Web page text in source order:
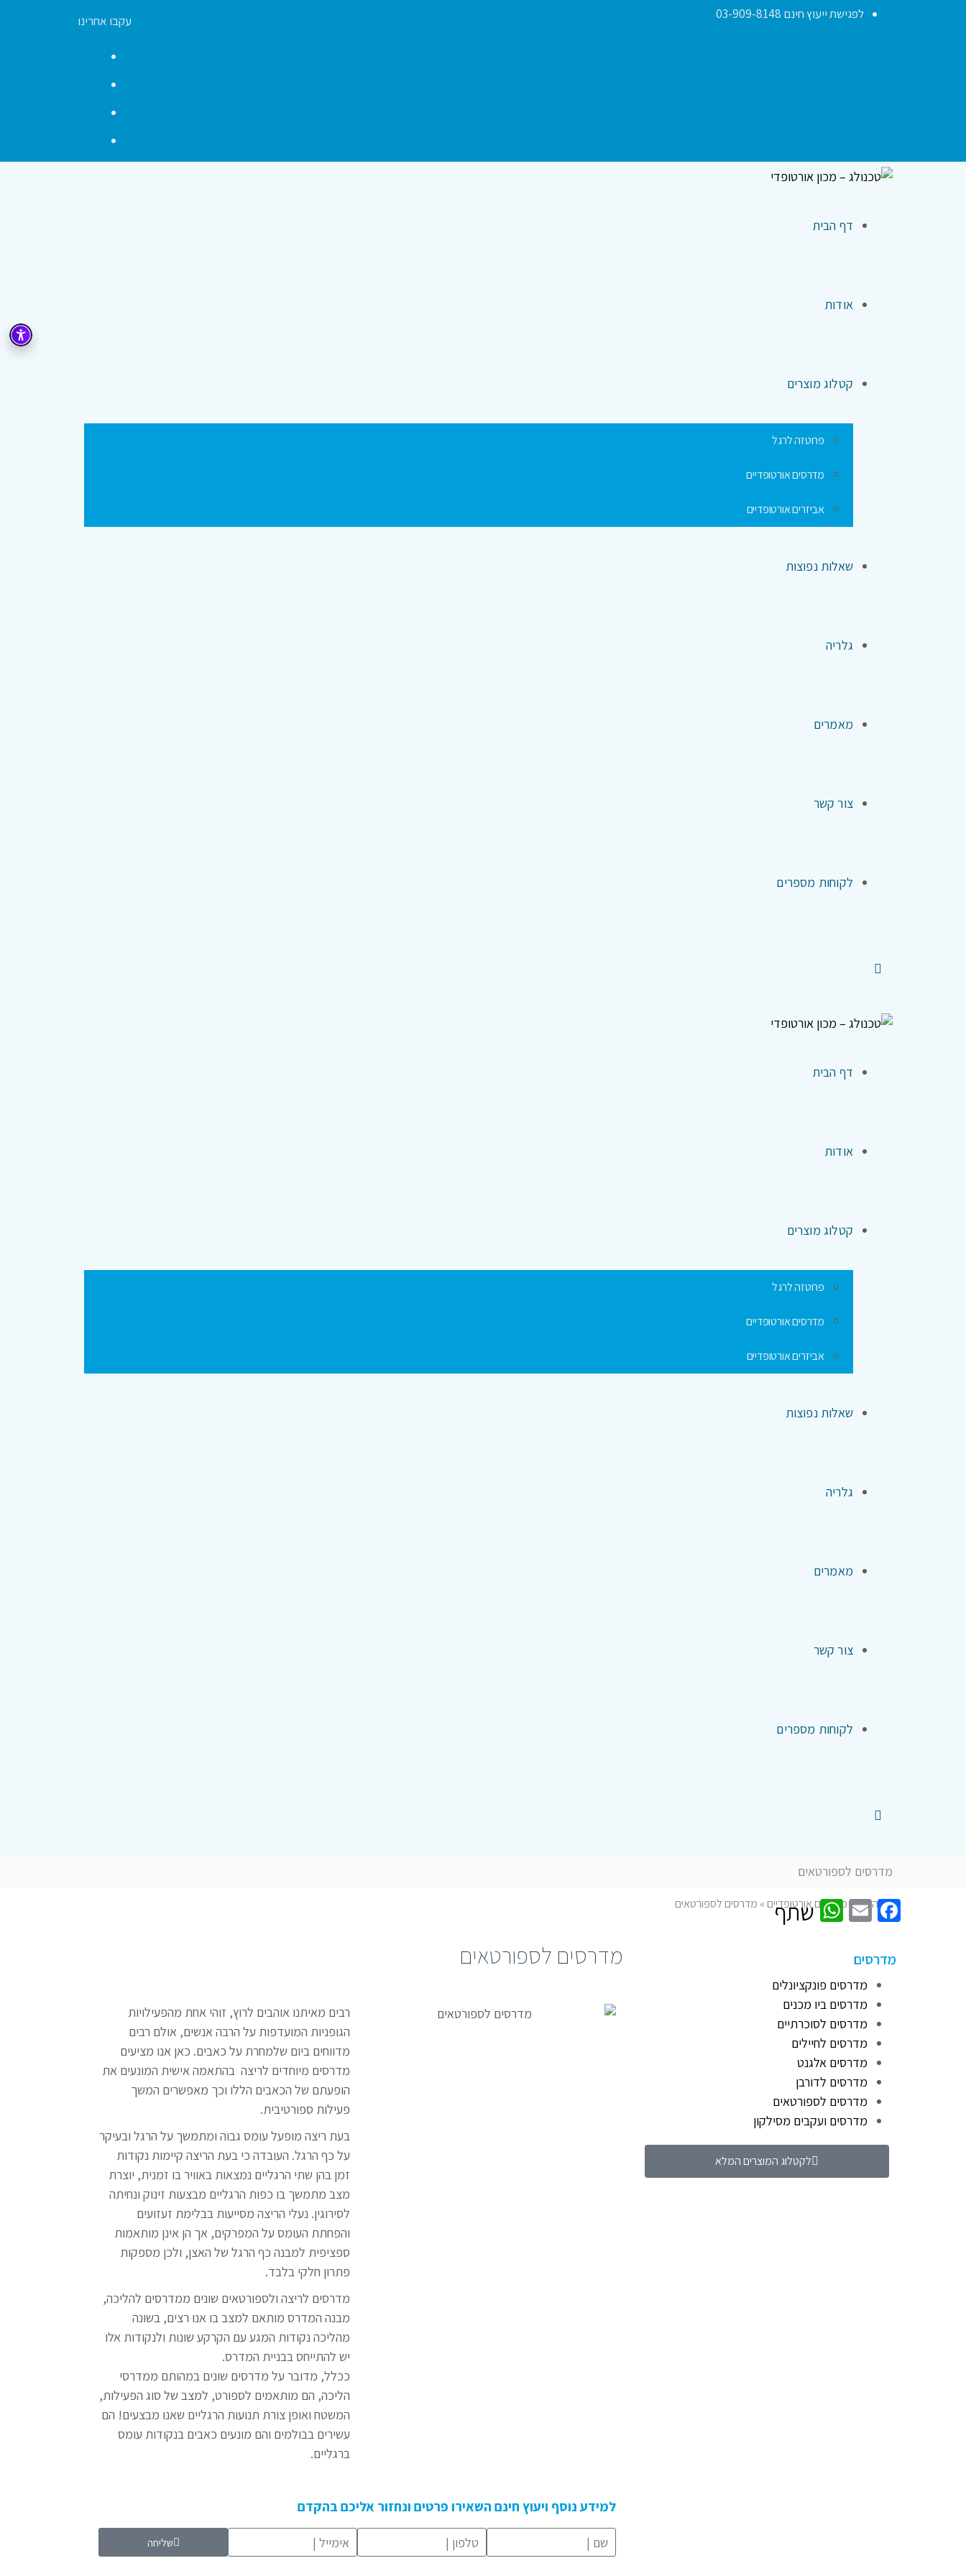
עקבו אחרינו לפגישת ייעוץ חינם 03-909-8148
דף הבית
אודות
קטלוג מוצרים
פרוטזה לרגל
מדרסים אורטופדיים
אביזרים אורטופדיים
שאלות נפוצות
גלריה
מאמרים
צור קשר
לקוחות מספרים
דף הבית
אודות
קטלוג מוצרים
פרוטזה לרגל
מדרסים אורטופדיים
אביזרים אורטופדיים
שאלות נפוצות
גלריה
מאמרים
צור קשר
לקוחות מספרים
מדרסים לספורטאים
דף הבית»מדרסים אורטופדיים» מדרסים לספורטאים Facebook
Email
WhatsApp
שתף
מדרסים
מדרסים פונקציונלים
מדרסים ביו מכנים
מדרסים לסוכרתיים
מדרסים לחיילים
מדרסים אלגנט
מדרסים לדורבן
מדרסים לספורטאים
מדרסים ועקבים מסילקון
לקטלוג המוצרים המלא
מדרסים לספורטאים
רבים מאיתנו אוהבים לרוץ, זוהי אחת מהפעילויות
הגופניות המועדפות על הרבה אנשים, אולם רבים
מדווחים ביום שלמחרת על כאבים. כאן אנו מציעים
מדרסים מיוחדים לריצה בהתאמה אישית המונעים את
הופעתם של הכאבים הללו וכך מאפשרים המשך
פעילות ספורטיבית.
בעת ריצה מופעל עומס גבוה ומתמשך על הרגל ובעיקר
על כף הרגל. העובדה כי בעת הריצה קיימות נקודות
זמן בהן שתי הרגליים נמצאות באוויר בו זמנית, יוצרת
מצב מתמשך בו כפות הרגליים מבצעות זינוק ונחיתה
לסירוגין. נעלי הריצה מסייעות בבלימת זעזועים
והפחתת העומס על המפרקים, אך הן אינן מותאמות
ספציפית למבנה כף הרגל של האצן, ולכן מספקות
פתרון חלקי בלבד.
מדרסים לריצה ולספורטאים שונים ממדרסים להליכה,
מבנה המדרס מותאם למצב בו אנו רצים, בשונה
מהליכה נקודות המגע עם הקרקע שונות ולנקודות אלו
יש להתייחס בבניית המדרס.
ככלל, מדובר על מדרסים שונים במהותם ממדרסי
הליכה, הם מותאמים לספורט, למצב של סוג הפעילות,
המשטח ואופן צורת תנועות הרגליים שאנו מבצעים! הם
עשירים בבולמים והם מונעים כאבים בנקודות עומס
ברגליים.
למידע נוסף ויעוץ חינם השאירו פרטים ונחזור אליכם בהקדם
שליחה